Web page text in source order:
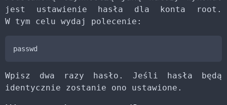
jest ustawienie hasła dla konta root.
W tym celu wydaj polecenie:
passwd
Wpisz dwa razy hasło. Jeśli hasła będą
identycznie zostanie ono ustawione.